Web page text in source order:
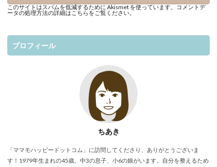
このサイトはスパムを低減するために Akismet を使っています。 コメントデ
ータの処理方法の詳細はこちらをご覧ください。
プロフィール
ちあき
「ママモハッピードットコム」に訪問してくださり、ありがとうございま
す！1979年生まれの45歳。中3の息子、小6の娘がいます。自分を整えるため